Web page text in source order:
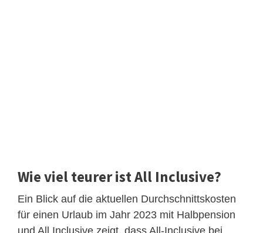
Wie viel teurer ist All Inclusive?
Ein Blick auf die aktuellen Durchschnittskosten
für einen Urlaub im Jahr 2023 mit Halbpension
und All Inclusive zeigt, dass All-Inclusive bei